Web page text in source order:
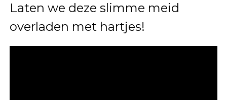
Laten we deze slimme meid
overladen met hartjes!